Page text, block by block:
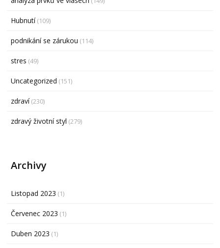
Hubnutí(109)
podnikání se zárukou (114)
stres (49)
Uncategorized (151)
zdraví(230)
zdravý životní styl (279)
Archivy
Listopad 2023 (1)
Červenec 2023 (1)
Duben 2023 (1)